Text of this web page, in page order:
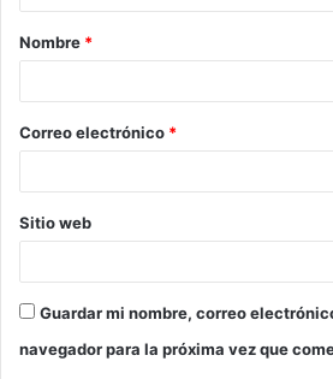
a
r
*
Nombre *
Correo electrónico *
Sitio web
Guardar mi nombre, correo
navegador para la próxima vez que